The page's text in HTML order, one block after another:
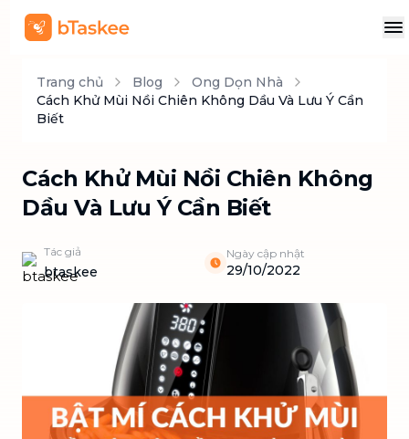
Trang chủ Blog
Ong Dọn Nhà
Cách Khử Mùi Nồi Chiên Không Dầu Và Lưu Ý Cần
Biết
Cách Khử Mùi Nồi Chiên Không
Dầu Và Lưu Ý Cần Biết
Tác giả
btaskee
Ngày cập nhật
29/10/2022